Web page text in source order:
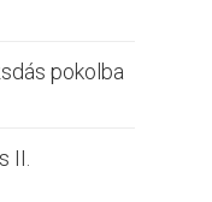
pokolba
II.